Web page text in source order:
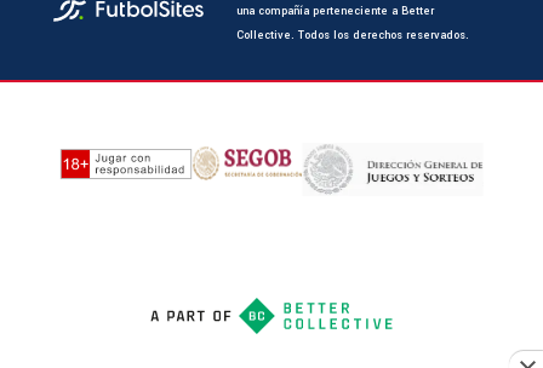
una compañía perteneciente a Better
Collective. Todos los derechos reservados.